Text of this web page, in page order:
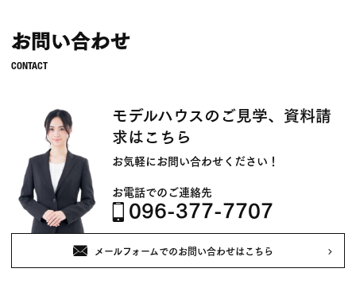
お問い合わせ
モデルハウスのご見学、資料請
求はこちら
お気軽にお問い合わせください！
お電話でのご連絡先
096-377-7707
メールフォームでのお問い合わせはこちら